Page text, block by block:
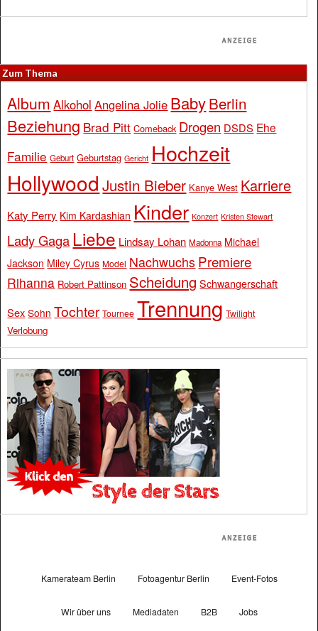
Zum Thema
Album Alkohol Angelina Jolie BabyBerlin
Beziehung Brad Pitt Comeback Drogen DSDS Ehe
Familie Geburt Geburtstag Gericht Hochzeit
Hollywood Justin Bieber Kanye West Karriere
Katy Perry Kim Kardashian Kinder Konzert Kristen Stewart
Lady Gaga Liebe Lindsay Lohan Madonna Michael
Jackson Miley Cyrus Model Nachwuchs Premiere
Rihanna Robert Pattinson Scheidung Schwangerschaft
Sex Sohn Tochter Tournee Trennung Twilight
Verlobung
Kamerateam Berlin Fotoagentur Berlin Event-Fotos
Wir über uns Mediadaten B2B Jobs